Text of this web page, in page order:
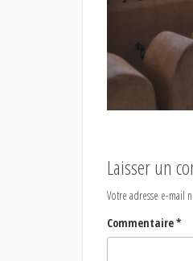
Laisser un
Votre adresse e-mail
Commentaire*